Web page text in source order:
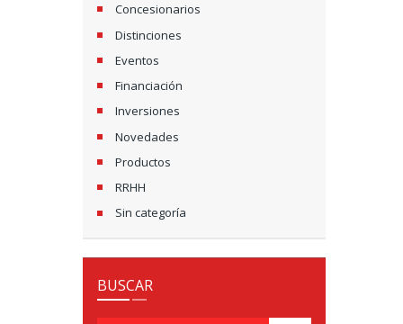
Concesionarios
Distinciones
Eventos
Financiación
Inversiones
Novedades
Productos
RRHH
Sin categoría
BUSCAR